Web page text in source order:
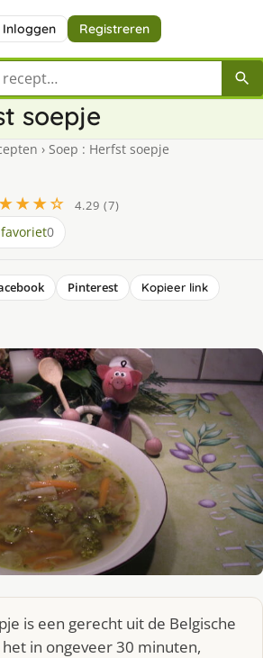
Inloggen Registreren
recept
soepje
› Soep : Herfst soepje
4.29 (7)
0
Pinterest
Kopieer link
is een gerecht uit de Belgische
in ongeveer 30 minuten,